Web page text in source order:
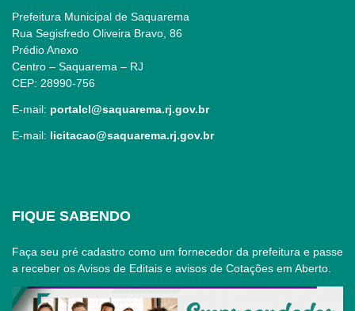
Prefeitura Municipal de Saquarema
Rua Segisfredo Oliveira Bravo, 86
Prédio Anexo
Centro – Saquarema – RJ
CEP: 28990-756
E-mail: portalcl@saquarema.rj.gov.br
E-mail: licitacao@saquarema.rj.gov.br
FIQUE SABENDO
Faça seu pré cadastro como um fornecedor da prefeitura e passe
a receber os Avisos de Editais e avisos de Cotações em Aberto.